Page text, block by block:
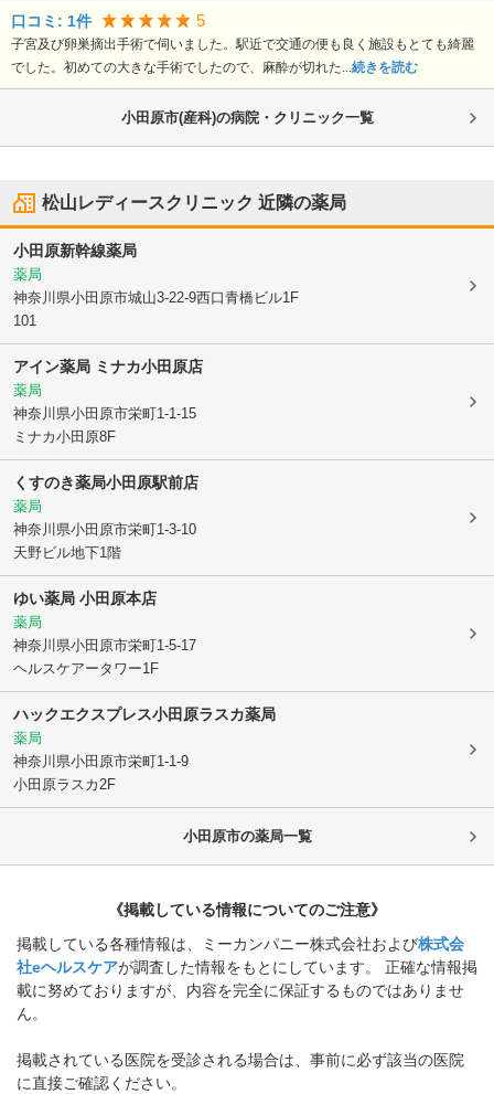
口コミ: 1件 5
子宮及び卵巣摘出手術で伺いました。駅近で交通の便も良く施設もとても綺麗
でした。初めての大きな手術でしたので、麻酔が切れた...続きを読む
小田原市(産科)の病院・クリニック一覧
松山レディースクリニック 近隣の薬局
小田原新幹線薬局
薬局
神奈川県小田原市城山3-22-9西口青橋ビル1F
101
アイン薬局 ミナカ小田原店
薬局
神奈川県小田原市栄町1-1-15
ミナカ小田原8F
くすのき薬局小田原駅前店
薬局
神奈川県小田原市栄町1-3-10
天野ビル地下1階
ゆい薬局 小田原本店
薬局
神奈川県小田原市栄町1-5-17
ヘルスケアータワー1F
ハックエクスプレス小田原ラスカ薬局
薬局
神奈川県小田原市栄町1-1-9
小田原ラスカ2F
小田原市の薬局一覧
《掲載している情報についてのご注意》
掲載している各種情報は、ミーカンパニー株式会社および株式会
社eヘルスケアが調査した情報をもとにしています。 正確な情報掲
載に努めておりますが、内容を完全に保証するものではありませ
ん。
掲載されている医院を受診される場合は、事前に必ず該当の医院
に直接ご確認ください。